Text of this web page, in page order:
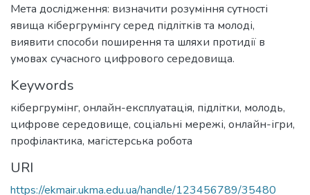
Мета дослідження: визначити розуміння сутності
явища кібергрумінгу серед підлітків та молоді,
виявити способи поширення та шляхи протидії в
умовах сучасного цифрового середовища.
Keywords
кібергрумінг, онлайн-експлуатація, підлітки, молодь,
цифрове середовище, соціальні мережі, онлайн-ігри,
профілактика, магістерська робота
URI
https://ekmair.ukma.edu.ua/handle/123456789/35480